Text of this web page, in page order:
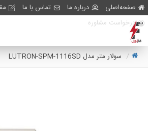
صفحه‌اصلی درباره ما تماس با ما
درخواست مشاوره
سولار متر مدل LUTRON-SPM-1116SD